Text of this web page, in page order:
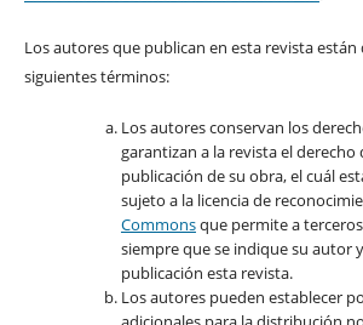
Los autores que publican en esta revista
siguientes términos:
Los autores conservan los
garantizan a la revista el derecho
publicación de su obra, el cuál
sujeto a la licencia de
Commonsque permite a
siempre que se indique su autor
publicación esta revista.
Los autores pueden establecer